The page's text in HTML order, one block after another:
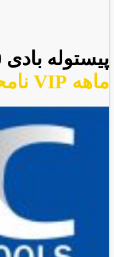
پیستوله بادی H2000
ماهه VIP نامحدود